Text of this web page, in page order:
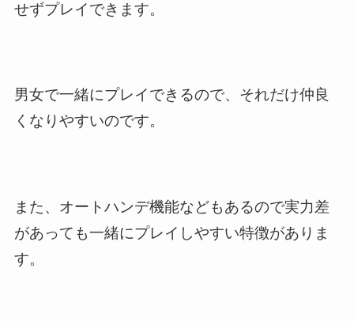
せずプレイできます。
男女で一緒にプレイできるので、それだけ仲良
くなりやすいのです。
また、オートハンデ機能などもあるので実力差
があっても一緒にプレイしやすい特徴がありま
す。